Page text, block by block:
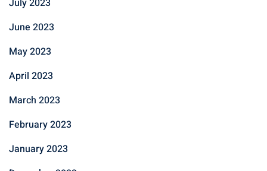
July 2023
June 2023
May 2023
April 2023
March 2023
February 2023
January 2023